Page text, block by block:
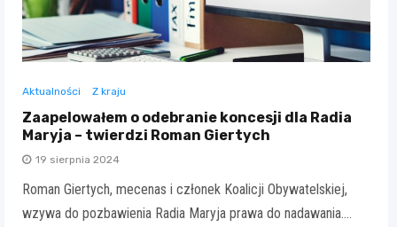
Aktualności Z kraju
Zaapelowałem o odebranie koncesji dla Radia
Maryja – twierdzi Roman Giertych
19 sierpnia 2024
Roman Giertych, mecenas i członek Koalicji Obywatelskiej,
wzywa do pozbawienia Radia Maryja prawa do nadawania.…